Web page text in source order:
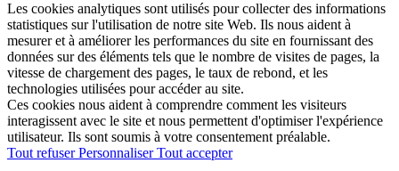
Les cookies analytiques sont utilisés pour collecter des informations
statistiques sur l'utilisation de notre site Web. Ils nous aident à
mesurer et à améliorer les performances du site en fournissant des
données sur des éléments tels que le nombre de visites de pages, la
vitesse de chargement des pages, le taux de rebond, et les
technologies utilisées pour accéder au site.
Ces cookies nous aident à comprendre comment les visiteurs
interagissent avec le site et nous permettent d'optimiser l'expérience
utilisateur. Ils sont soumis à votre consentement préalable.
Tout refuserPersonnaliserTout accepter